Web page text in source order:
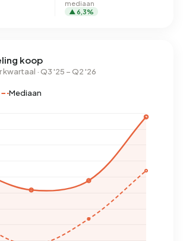
mediaan
▲ 6,3%
koop
· Q3 '25 – Q2 '26
Mediaan